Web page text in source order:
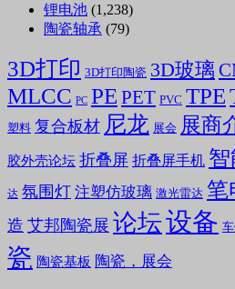
锂电池 (1,238)
陶瓷轴承 (79)
3D打印 3D打印陶瓷 3D玻璃
MLCC PC PE PET PVC TPE
塑料 复合板材 尼龙 展会 展商
胶外壳论坛 折叠屏 折叠屏手机
达 氛围灯 注塑仿玻璃 激光雷达 笔
造 艾邦陶瓷展 论坛设备
瓷 陶瓷基板 陶瓷，展会